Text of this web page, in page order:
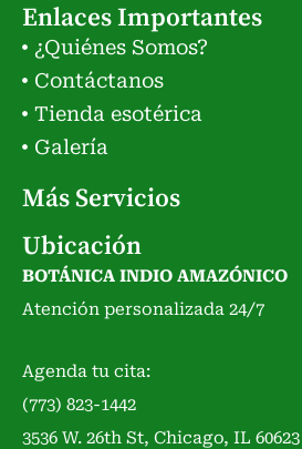
Enlaces Importantes
¿Quiénes Somos?
Contáctanos
Tienda esotérica
Galería
Más Servicios
Ubicación
BOTÁNICA INDIO AMAZÓNICO
Atención personalizada 24/7
Agenda tu cita:
(773) 823-1442
3536 W. 26th St, Chicago, IL 60623